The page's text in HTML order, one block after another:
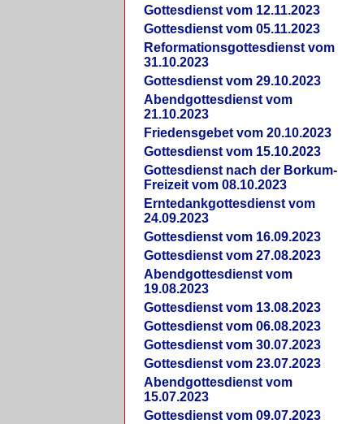
Gottesdienst vom 12.11.2023
Gottesdienst vom 05.11.2023
Reformationsgottesdienst vom
31.10.2023
Gottesdienst vom 29.10.2023
Abendgottesdienst vom
21.10.2023
Friedensgebet vom 20.10.2023
Gottesdienst vom 15.10.2023
Gottesdienst nach der Borkum-
Freizeit vom 08.10.2023
Erntedankgottesdienst vom
24.09.2023
Gottesdienst vom 16.09.2023
Gottesdienst vom 27.08.2023
Abendgottesdienst vom
19.08.2023
Gottesdienst vom 13.08.2023
Gottesdienst vom 06.08.2023
Gottesdienst vom 30.07.2023
Gottesdienst vom 23.07.2023
Abendgottesdienst vom
15.07.2023
Gottesdienst vom 09.07.2023